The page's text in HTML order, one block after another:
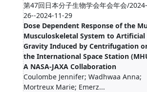
第47回日本分子生物学会年会年会/
26--2024-11-29
Dose Dependent Response of the
Musculoskeletal System to Artificial
Gravity Induced by Centrifugation
the International Space Station
A NASA-JAXA Collaboration
Coulombe Jennifer; Wadhwaa Anna;
Mortreux Marie; Emerz...